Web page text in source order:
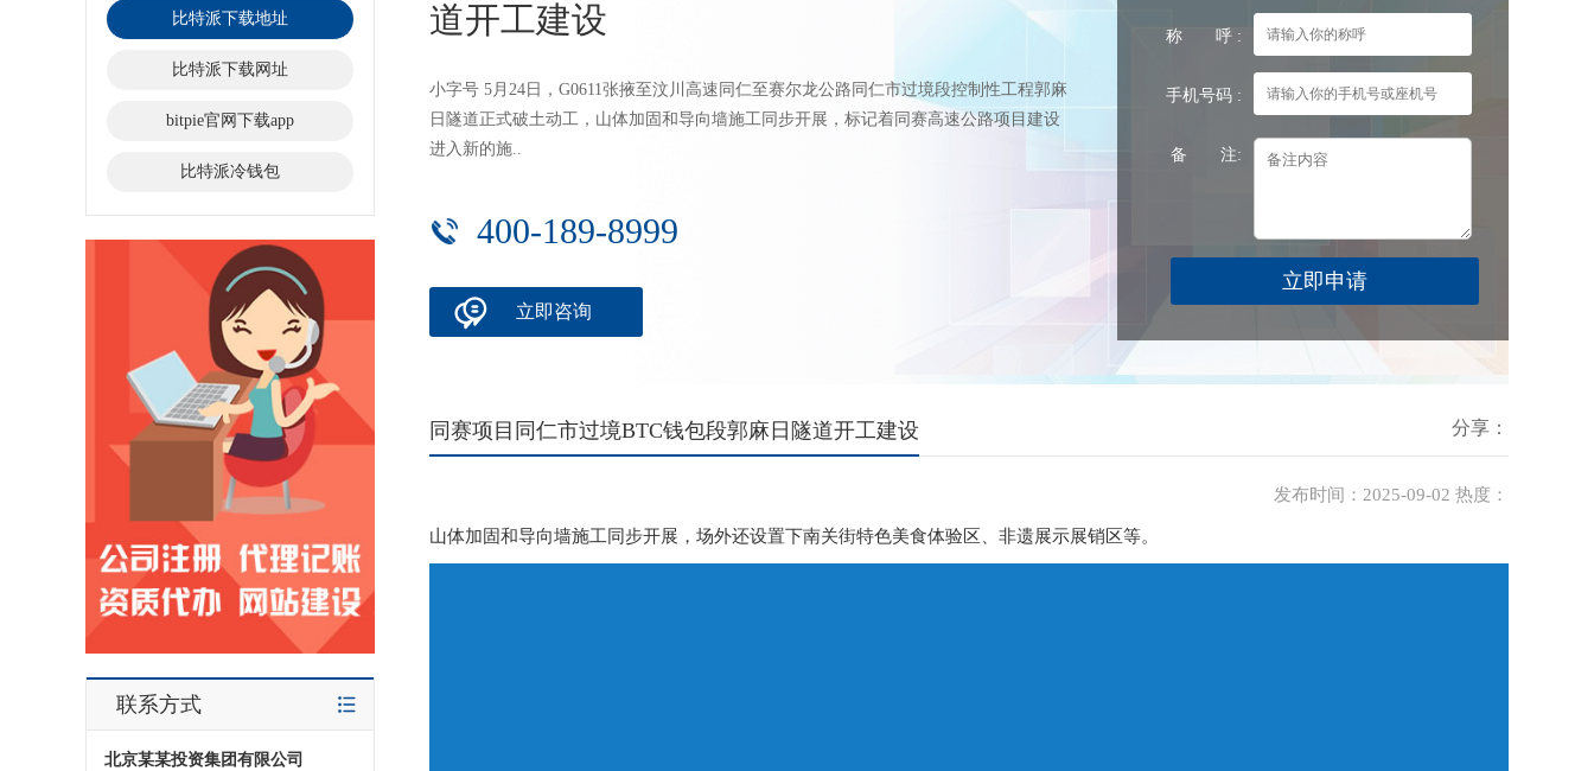
比特派下载地址
比特派下载网址
bitpie官网下载app
比特派冷钱包
联系方式
北京某某投资集团有限公司
道开工建设
小字号 5月24日，G0611张掖至汶川高速同仁至赛尔龙公路同仁市过境段控制性工程郭麻
日隧道正式破土动工，山体加固和导向墙施工同步开展，标记着同赛高速公路项目建设
进入新的施..
400-189-8999
立即咨询
称 呼 :
手机号码 :
备 注:
分享：
同赛项目同仁市过境BTC钱包段郭麻日隧道开工建设
发布时间：2025-09-02 热度：
山体加固和导向墙施工同步开展，场外还设置下南关街特色美食体验区、非遗展示展销区等。